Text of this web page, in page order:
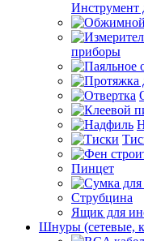
Инструмент
приборы
Пинцет
Струбцина
Ящик для
Шнуры (сетевые,